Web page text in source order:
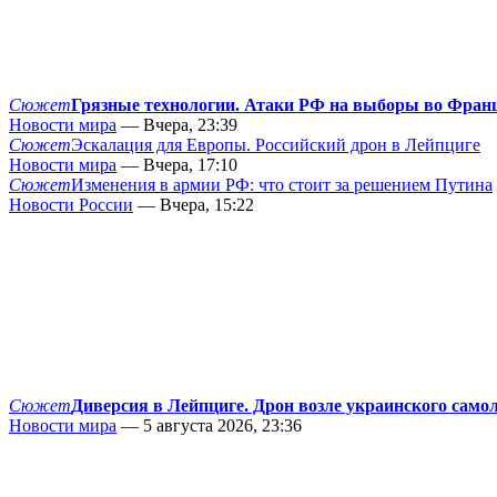
СюжетГрязные технологии. Атаки РФ на выборы во
Новости мира — Вчера, 23:39
СюжетЭскалация для Европы. Российский дрон в Лейпциге
Новости мира — Вчера, 17:10
СюжетИзменения в армии РФ: что стоит за решением Путина
Новости России — Вчера, 15:22
СюжетДиверсия в Лейпциге. Дрон возле украинского
Новости мира — 5 августа 2026, 23:36